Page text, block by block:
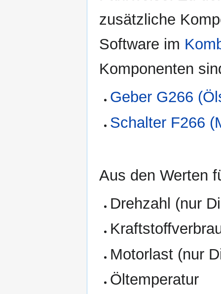
zusätzliche
Software im
Komponenten
Geber G266
Schalter F266
Aus den Werten
Drehzahl (nur
Motorlast (nur
Öltemperatur